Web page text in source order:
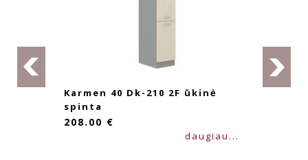
40 Dk-210 2F ūkinė